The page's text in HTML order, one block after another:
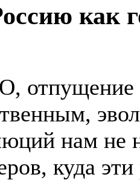
как
отпущение
нам не
куда